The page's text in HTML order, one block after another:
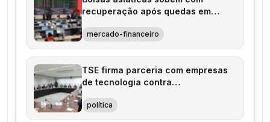
recuperação após quedas em
mercado-financeiro
TSE firma parceria com empresas
de tecnologia contra
política